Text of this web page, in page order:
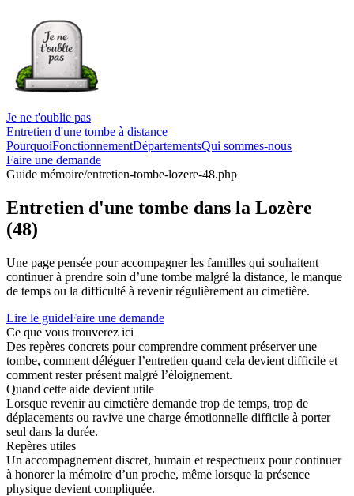
Je ne t'oublie pas
Entretien d'une tombe à distance
PourquoiFonctionnementDépartementsQui sommes-nous
Faire une demande
Guide mémoire/entretien-tombe-lozere-48.php
Entretien d'une tombe dans la Lozère
(48)
Une page pensée pour accompagner les familles qui souhaitent
continuer à prendre soin d’une tombe malgré la distance, le manque
de temps ou la difficulté à revenir régulièrement au cimetière.
Lire le guideFaire une demande
Ce que vous trouverez ici
Des repères concrets pour comprendre comment préserver une
tombe, comment déléguer l’entretien quand cela devient difficile et
comment rester présent malgré l’éloignement.
Quand cette aide devient utile
Lorsque revenir au cimetière demande trop de temps, trop de
déplacements ou ravive une charge émotionnelle difficile à porter
seul dans la durée.
Repères utiles
Un accompagnement discret, humain et respectueux pour continuer
à honorer la mémoire d’un proche, même lorsque la présence
physique devient compliquée.